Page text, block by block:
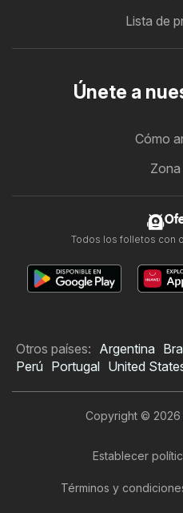
Lista de
Únete a
Cómo
Todos los folletos con
Otros países: Argentina
Perú Portugal United
Copyright © 2026
Establecer
Términos y